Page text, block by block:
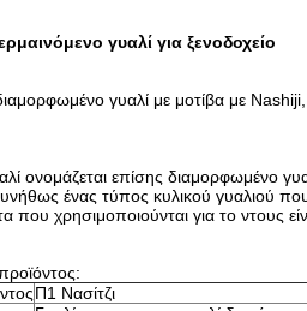
γυαλί για ξενοδοχείο
γυαλί με μοτίβα με
ονομάζεται επίσης διαμορφωμένο
ένας τύπος κυλικού γυαλιού
που χρησιμοποιούνται για το ντους
Π1 Νασίτζι